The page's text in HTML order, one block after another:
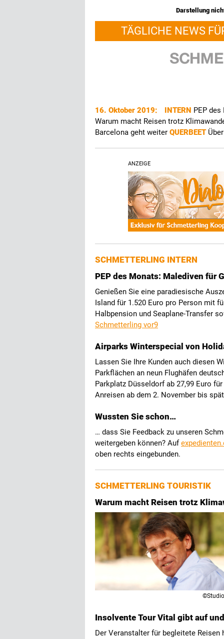
Darstellung
TÄGLICHE NEWS
16. Oktober 2019: INTERN PEP
Warum macht Reisen trotz
Barcelona geht weiter QUERBEET
ANZEIGE
SCHMETTERLING INTERN
PEP des Monats: Malediven für
Genießen Sie eine paradiesische
Island für 1.520 Euro pro Person mit
Halbpension und Seaplane-Transfer
Schmetterling vor9
Airparks Winterspecial von
Lassen Sie Ihre Kunden auch diesen
Parkflächen an neun Flughäfen
Parkplatz Düsseldorf ab 27,99 Euro
Anreisen ab dem 2. November bis
Wussten Sie schon…
… dass Sie Feedback zu unseren
weitergeben können? Auf
oben rechts eingebunden.
SCHMETTERLING TOURISTIK
Warum macht Reisen trotz
Insolvente Tour Vital gibt auf
Der Veranstalter für begleitete